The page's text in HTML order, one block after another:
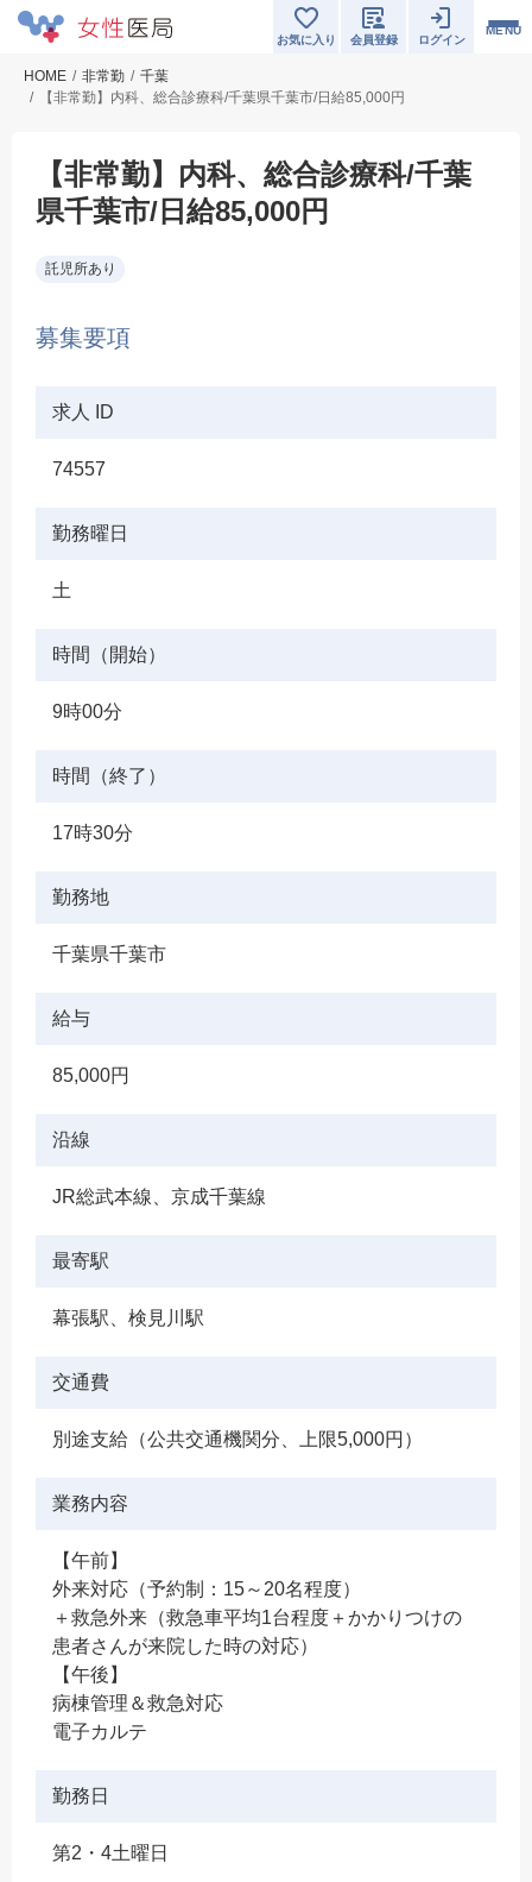
MENU
お気に入り 会員登録 ログイン
HOME 非常勤
千葉
【非常勤】内科、総合診療科/千葉県千葉市/日給85,000円
【非常勤】内科、総合診療科/千葉
県千葉市/日給85,000円
託児所あり
募集要項
求人 ID
74557
勤務曜日
土
時間（開始）
9時00分
時間（終了）
17時30分
勤務地
千葉県千葉市
給与
85,000円
沿線
JR総武本線、京成千葉線
最寄駅
幕張駅、検見川駅
交通費
別途支給（公共交通機関分、上限5,000円）
業務内容
【午前】
外来対応（予約制：15～20名程度）
＋救急外来（救急車平均1台程度＋かかりつけの
患者さんが来院した時の対応）
【午後】
病棟管理＆救急対応
電子カルテ
勤務日
第2・4土曜日